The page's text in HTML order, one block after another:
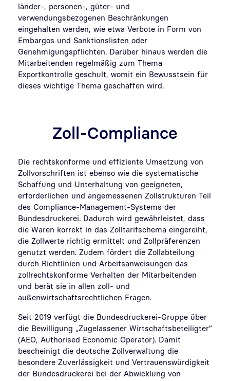
länder-, personen-, güter- und
verwendungsbezogenen Beschränkungen
eingehalten werden, wie etwa Verbote in Form von
Embargos und Sanktionslisten oder
Genehmigungspflichten. Darüber hinaus werden die
Mitarbeitenden regelmäßig zum Thema
Exportkontrolle geschult, womit ein Bewusstsein für
dieses wichtige Thema geschaffen wird.
Zoll-Compliance
Die rechtskonforme und effiziente Umsetzung von
Zollvorschriften ist ebenso wie die systematische
Schaffung und Unterhaltung von geeigneten,
erforderlichen und angemessenen Zollstrukturen Teil
des Compliance-Management-Systems der
Bundesdruckerei. Dadurch wird gewährleistet, dass
die Waren korrekt in das Zolltarifschema eingereiht,
die Zollwerte richtig ermittelt und Zollpräferenzen
genutzt werden. Zudem fördert die Zollabteilung
durch Richtlinien und Arbeitsanweisungen das
zollrechtskonforme Verhalten der Mitarbeitenden
und berät sie in allen zoll- und
außenwirtschaftsrechtlichen Fragen.
Seit 2019 verfügt die Bundesdruckerei-Gruppe über
die Bewilligung „Zugelassener Wirtschaftsbeteiligter“
(AEO, Authorised Economic Operator). Damit
bescheinigt die deutsche Zollverwaltung die
besondere Zuverlässigkeit und Vertrauenswürdigkeit
der Bundesdruckerei bei der Abwicklung von